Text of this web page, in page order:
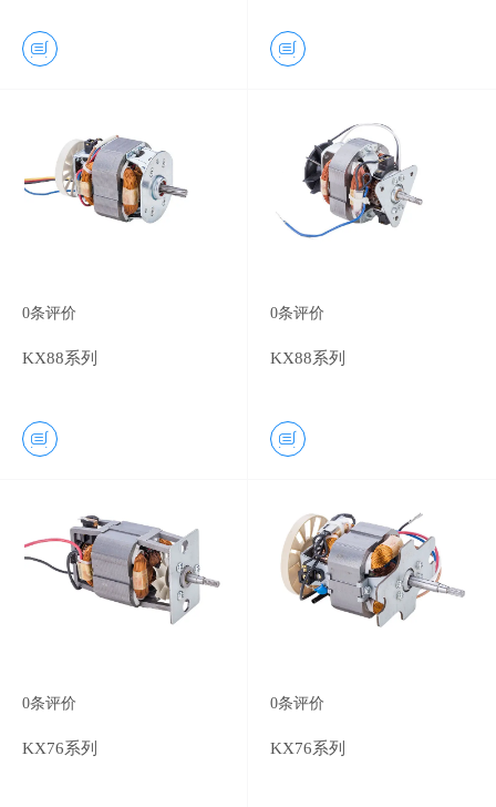
0条评价
KX88系列
0条评价
KX88系列
0条评价
KX76系列
0条评价
KX76系列